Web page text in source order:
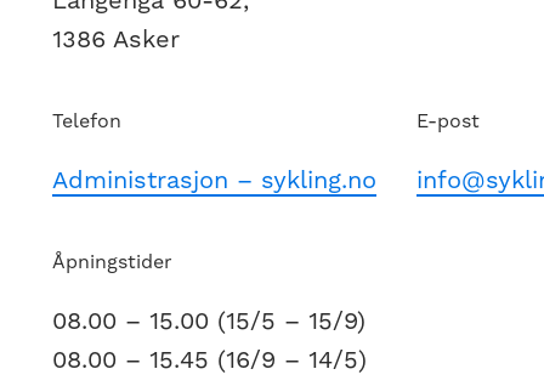
1386 Asker
Telefon
Administrasjon – sykling.no
E-post
Åpningstider
08.00 – 15.00 (15/5 – 15/9)
08.00 – 15.45 (16/9 – 14/5)